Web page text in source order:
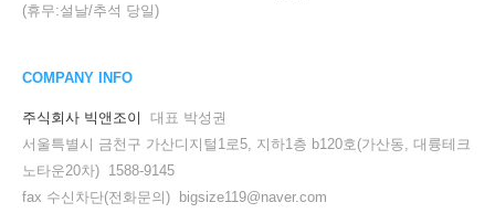
(휴무:설날/추석 당일)
COMPANY INFO
주식회사 빅앤조이
대표 박성권
서울특별시 금천구 가산디지털1로5, 지하1층 b120호(가산동, 대륭테크
노타운20차) 1588-9145
fax 수신차단(전화문의) bigsize119@naver.com